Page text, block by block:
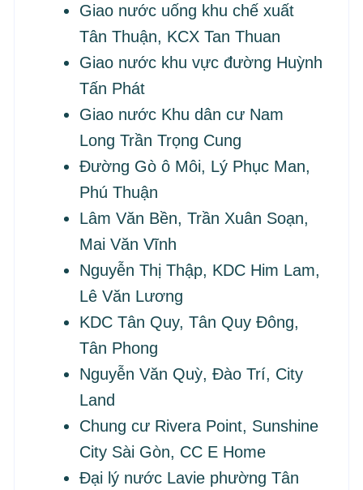
Giao nước uống khu chế xuất
Tân Thuận, KCX Tan Thuan
Giao nước khu vực đường Huỳnh
Tấn Phát
Giao nước Khu dân cư Nam
Long Trần Trọng Cung
Đường Gò ô Môi, Lý Phục Man,
Phú Thuận
Lâm Văn Bền, Trần Xuân Soạn,
Mai Văn Vĩnh
Nguyễn Thị Thập, KDC Him Lam,
Lê Văn Lương
KDC Tân Quy, Tân Quy Đông,
Tân Phong
Nguyễn Văn Quỳ, Đào Trí, City
Land
Chung cư Rivera Point, Sunshine
City Sài Gòn, CC E Home
Đại lý nước Lavie phường Tân